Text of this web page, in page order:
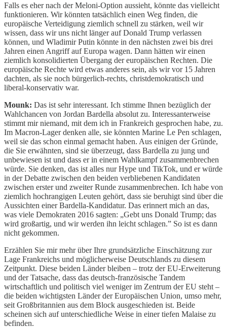
Falls es eher nach der Meloni-Option aussieht, könnte das vielleicht
funktionieren. Wir könnten tatsächlich einen Weg finden, die
europäische Verteidigung ziemlich schnell zu stärken, weil wir
wissen, dass wir uns nicht länger auf Donald Trump verlassen
können, und Wladimir Putin könnte in den nächsten zwei bis drei
Jahren einen Angriff auf Europa wagen. Dann hätten wir einen
ziemlich konsolidierten Übergang der europäischen Rechten. Die
europäische Rechte wird etwas anderes sein, als wir vor 15 Jahren
dachten, als sie noch bürgerlich-rechts, christdemokratisch und
liberal-konservativ war.
Mounk: Das ist sehr interessant. Ich stimme Ihnen bezüglich der
Wahlchancen von Jordan Bardella absolut zu. Interessanterweise
stimmt mir niemand, mit dem ich in Frankreich gesprochen habe, zu.
Im Macron-Lager denken alle, sie könnten Marine Le Pen schlagen,
weil sie das schon einmal gemacht haben. Aus einigen der Gründe,
die Sie erwähnten, sind sie überzeugt, dass Bardella zu jung und
unbewiesen ist und dass er in einem Wahlkampf zusammenbrechen
würde. Sie denken, das ist alles nur Hype und TikTok, und er würde
in der Debatte zwischen den beiden verbliebenen Kandidaten
zwischen erster und zweiter Runde zusammenbrechen. Ich habe von
ziemlich hochrangigen Leuten gehört, dass sie beruhigt sind über die
Aussichten einer Bardella-Kandidatur. Das erinnert mich an das,
was viele Demokraten 2016 sagten: „Gebt uns Donald Trump; das
wird großartig, und wir werden ihn leicht schlagen.” So ist es dann
nicht gekommen.
Erzählen Sie mir mehr über Ihre grundsätzliche Einschätzung zur
Lage Frankreichs und möglicherweise Deutschlands zu diesem
Zeitpunkt. Diese beiden Länder bleiben – trotz der EU-Erweiterung
und der Tatsache, dass das deutsch-französische Tandem
wirtschaftlich und politisch viel weniger im Zentrum der EU steht –
die beiden wichtigsten Länder der Europäischen Union, umso mehr,
seit Großbritannien aus dem Block ausgeschieden ist. Beide
scheinen sich auf unterschiedliche Weise in einer tiefen Malaise zu
befinden.